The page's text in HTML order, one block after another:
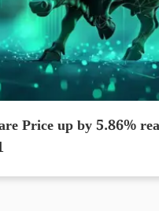
Price up by 5.86%